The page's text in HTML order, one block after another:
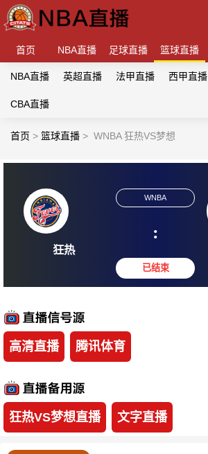
首页 NBA直播 足球直播 篮球直播
NBA直播 英超直播 法甲直播 西甲直播
CBA直播
首页 > 篮球直播 > WNBA 狂热VS梦想
:
高清直播 腾讯体育
狂热VS梦想直播 文字直播